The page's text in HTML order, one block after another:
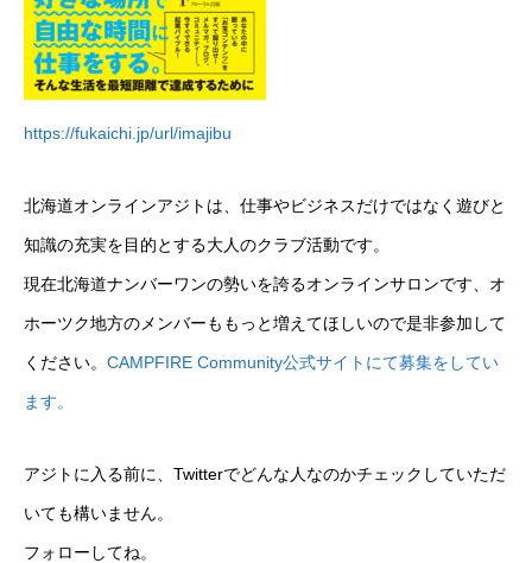
https://fukaichi.jp/url/imajibu
北海道オンラインアジトは、仕事やビジネスだけではなく遊びと
知識の充実を目的とする大人のクラブ活動です。
現在北海道ナンバーワンの勢いを誇るオンラインサロンです、オ
ホーツク地方のメンバーももっと増えてほしいので是非参加して
ください。 CAMPFIRE Community公式サイトにて募集をしてい
ます。
アジトに入る前に、Twitterでどんな人なのかチェックしていただ
いても構いません。
フォローしてね。